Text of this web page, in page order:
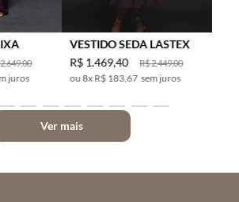
2.649,00
juros
VESTIDO SEDA LASTEX
R$2.449,00
R$ 1.469,40
8x R$ 183,67 sem juros
Ver mais